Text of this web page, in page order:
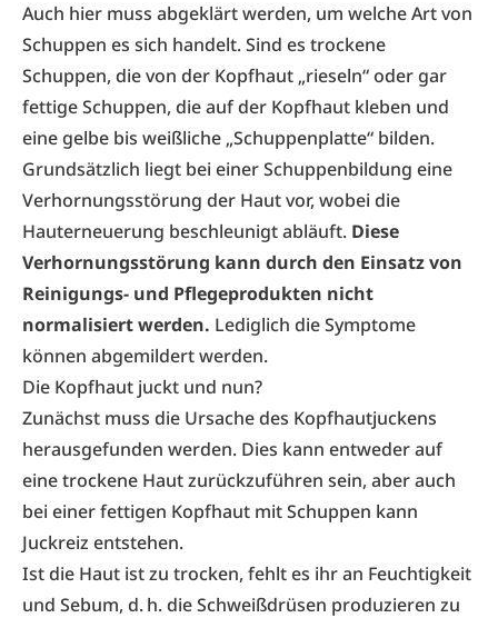
Auch hier muss abgeklärt werden, um welche Art von
Schuppen es sich handelt. Sind es trockene
Schuppen, die von der Kopfhaut „rieseln“ oder gar
fettige Schuppen, die auf der Kopfhaut kleben und
eine gelbe bis weißliche „Schuppenplatte“ bilden.
Grundsätzlich liegt bei einer Schuppenbildung eine
Verhornungsstörung der Haut vor, wobei die
Hauterneuerung beschleunigt abläuft. Diese
Verhornungsstörung kann durch den Einsatz von
Reinigungs- und Pflegeprodukten nicht
normalisiert werden. Lediglich die Symptome
können abgemildert werden.
Die Kopfhaut juckt und nun?
Zunächst muss die Ursache des Kopfhaut­juckens
herausgefunden werden. Dies kann entweder auf
eine trockene Haut zurückzuführen sein, aber auch
bei einer fettigen Kopfhaut mit Schuppen kann
Juckreiz entstehen.
Ist die Haut ist zu trocken, fehlt es ihr an Feuchtigkeit
und Sebum, d. h. die Schweißdrüsen produzieren zu